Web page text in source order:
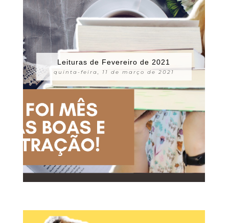
Leituras de Fevereiro de 2021
quinta-feira, 11 de março de 2021